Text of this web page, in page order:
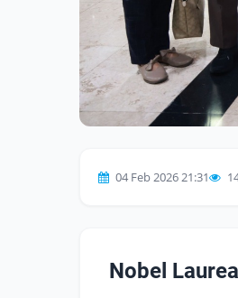
04 Feb 2026 21:31
Nobel